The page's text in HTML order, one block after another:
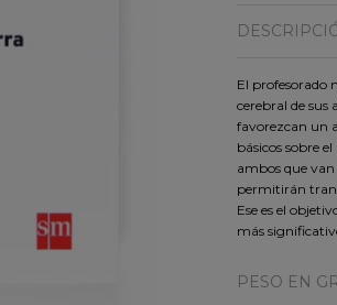
El profesorado
cerebral de
favorezcan un
básicos sobre
ambos que
permitirán
Ese es el
más
PESO EN